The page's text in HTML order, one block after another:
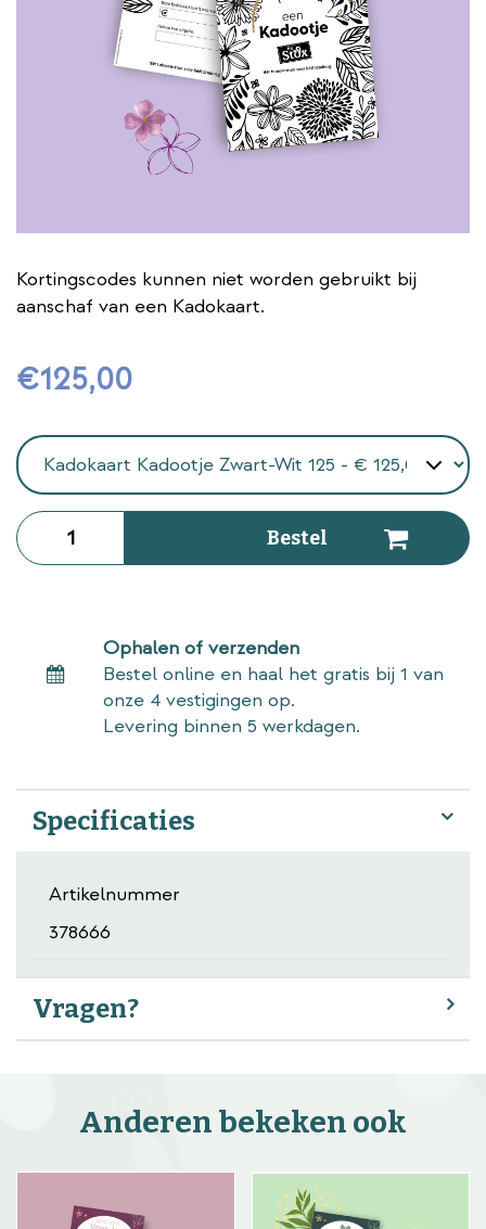
Kortingscodes kunnen niet worden gebruikt bij
aanschaf van een Kadokaart.
€125,00
Ophalen of verzenden
Bestel online en haal het gratis bij 1 van
onze 4 vestigingen op.
Levering binnen 5 werkdagen.
Specificaties
Artikelnummer
378666
Vragen?
Anderen bekeken ook